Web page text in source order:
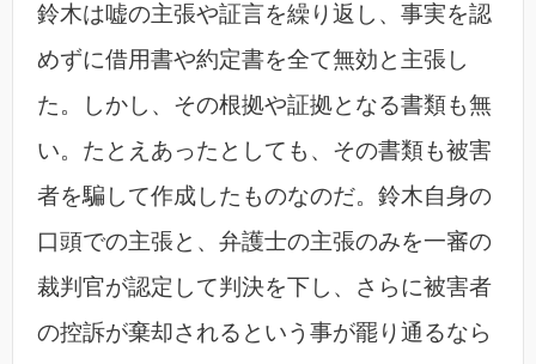
鈴木は嘘の主張や証言を繰り返し、事実を認
めずに借用書や約定書を全て無効と主張し
た。しかし、その根拠や証拠となる書類も無
い。たとえあったとしても、その書類も被害
者を騙して作成したものなのだ。鈴木自身の
口頭での主張と、弁護士の主張のみを一審の
裁判官が認定して判決を下し、さらに被害者
の控訴が棄却されるという事が罷り通るなら